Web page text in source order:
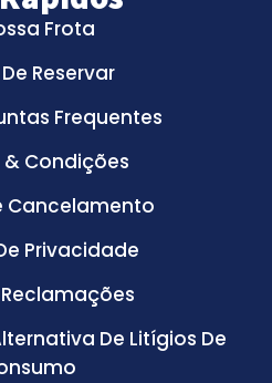
Frota
Reservar
Frequentes
& Condições
Cancelamento
Privacidade
Reclamações
De Litígios De